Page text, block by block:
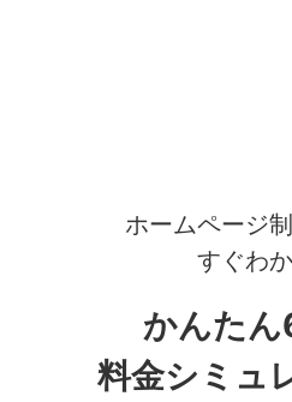
ホームページ
すぐわか
かんた
料金シミュ